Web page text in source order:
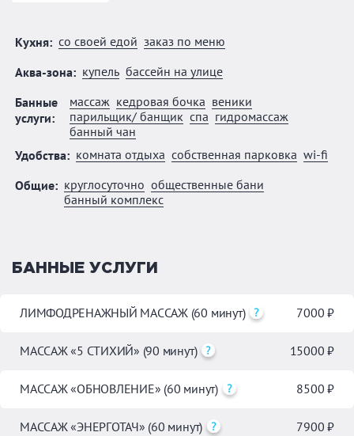
Кухня: со своей едой заказ по меню
Аква-зона: купель бассейн на улице
Банные
услуги:
массаж кедровая бочка веники
парильщик/ банщик спа гидромассаж
банный чан
Удобства: комната отдыха собственная парковка wi-fi
Общие: круглосуточно общественные бани
банный комплекс
БАННЫЕ УСЛУГИ
ЛИМФОДРЕНАЖНЫЙ МАССАЖ (60 минут) 7000 ₽
МАССАЖ «5 СТИХИЙ» (90 минут) 15000 ₽
МАССАЖ «ОБНОВЛЕНИЕ» (60 минут) 8500 ₽
МАССАЖ «ЭНЕРГОТАЧ» (60 минут) 7900 ₽